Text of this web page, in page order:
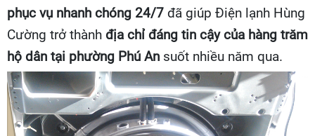
phục vụ nhanh chóng 24/7 đã giúp Điện lạnh Hùng
Cường trở thành địa chỉ đáng tin cậy của hàng trăm
hộ dân tại phường Phú An suốt nhiều năm qua.